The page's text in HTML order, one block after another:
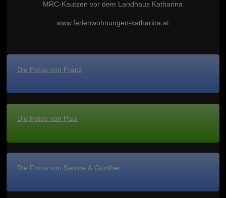
MRC-Kautzen vor dem Landhaus Katharina
www.ferienwohnungen-katharina.at
Die Fotos von Franz
Die Fotos von Paul
Die Fotos von Sabine & Günther